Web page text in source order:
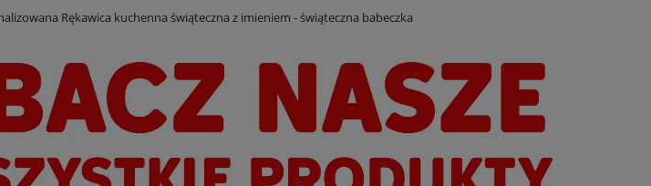
Rękawica kuchenna świąteczna z imieniem - świąteczna babeczka